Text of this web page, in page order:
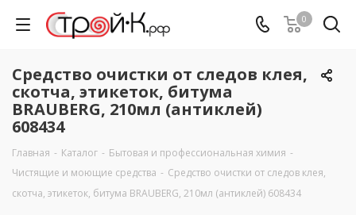
0
Средство очистки от следов клея,
скотча, этикеток, битума
BRAUBERG, 210мл (антиклей)
608434
Главная - Каталог - Бытовая и профессиональная химия -
Чистящие и моющие средства - Средство очистки от следов клея,
скотча, этикеток, битума BRAUBERG, 210мл (антиклей) 608434